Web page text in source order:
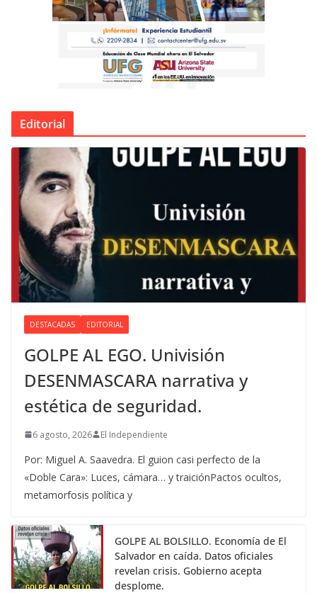
Editorial
DESTACADAS EDITORIAL
GOLPE AL EGO. Univisión
DESENMASCARA narrativa y
estética de seguridad.
6 agosto, 2026 El Independiente
Por: Miguel A. Saavedra. El guion casi perfecto de la
«Doble Cara»: Luces, cámara… y traiciónPactos ocultos,
metamorfosis política y
GOLPE AL BOLSILLO. Economía de El
Salvador en caída. Datos oficiales
revelan crisis. Gobierno acepta
desplome.